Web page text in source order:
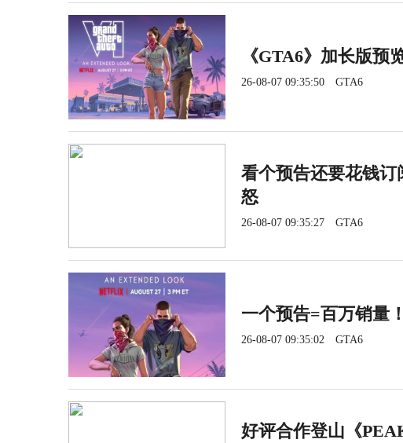
《GTA6》加长版预
26-08-07 09:35:50 GTA6
看个预告还要花钱
怒
26-08-07 09:35:27 GTA6
一个预告=百万销量
26-08-07 09:35:02 GTA6
好评合作登山《